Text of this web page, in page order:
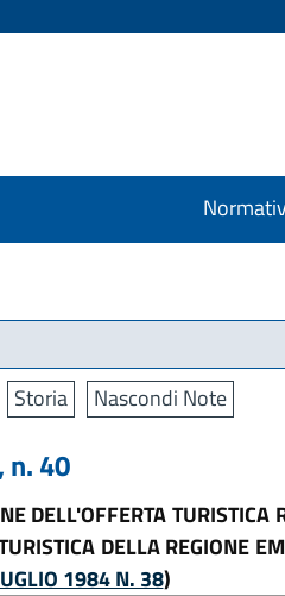
Storia Nascondi Note
n. 40
DELL'OFFERTA TURISTICA
DELLA REGIONE
1984 N. 38)